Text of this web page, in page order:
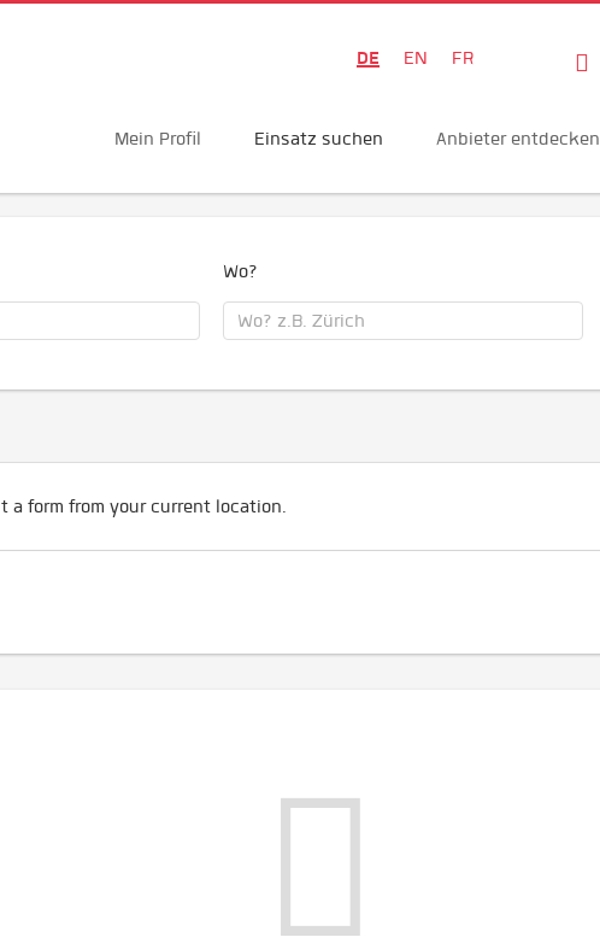
DE EN FR
Mein Profil Einsatz suchen Anbieter entdecken
Wo?
a form from your current location.